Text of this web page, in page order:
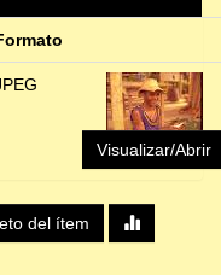
Visualizar/Abrir
del ítem